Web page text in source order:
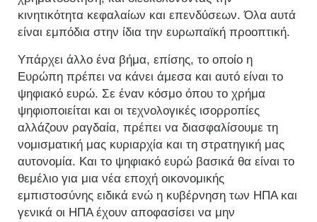
κινητικότητα κεφαλαίων και επενδύσεων. Όλα αυτά
είναι εμπόδια στην ίδια την ευρωπαϊκή προοπτική.
Υπάρχει άλλο ένα βήμα, επίσης, το οποίο η
Ευρώπη πρέπει να κάνει άμεσα και αυτό είναι το
ψηφιακό ευρώ. Σε έναν κόσμο όπου το χρήμα
ψηφιοποιείται και οι τεχνολογικές ισορροπίες
αλλάζουν ραγδαία, πρέπει να διασφαλίσουμε τη
νομισματική μας κυριαρχία και τη στρατηγική μας
αυτονομία. Και το ψηφιακό ευρώ βασικά θα είναι το
θεμέλιο για μια νέα εποχή οικονομικής
εμπιστοσύνης ειδικά ενώ η κυβέρνηση των ΗΠΑ και
γενικά οι ΗΠΑ έχουν αποφασίσει να μην